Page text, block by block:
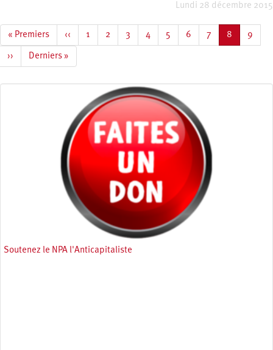
Lundi 28 décembre 2015
Première
page
« Premiers
Page
précédente
‹‹ Page
1 Page
2 Page
3 Page
4 Page
5 Page
6 Page
7
Page
courante
8 Page
9
Page
suivante
››
Dernière
page
Derniers »
Soutenez le NPA l'Anticapitaliste